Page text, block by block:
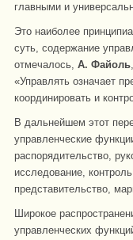
главными и
Это наиболее
суть, содержание
отмечалось, А. Файоль
«Управлять означает
координировать и
В дальнейшем этот
управленческие
распорядительство,
исследование,
представительство,
Широкое
управленческих